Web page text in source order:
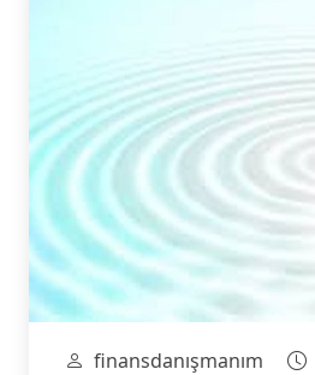
finansdanışmanım